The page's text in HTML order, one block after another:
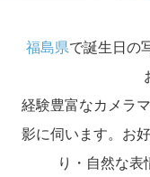
福島県で誕生日の
経験豊富なカメラ
影に伺います。お
り・自然な表